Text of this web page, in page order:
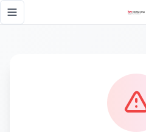
Toggle navigation menu
Página no encontrada - KW